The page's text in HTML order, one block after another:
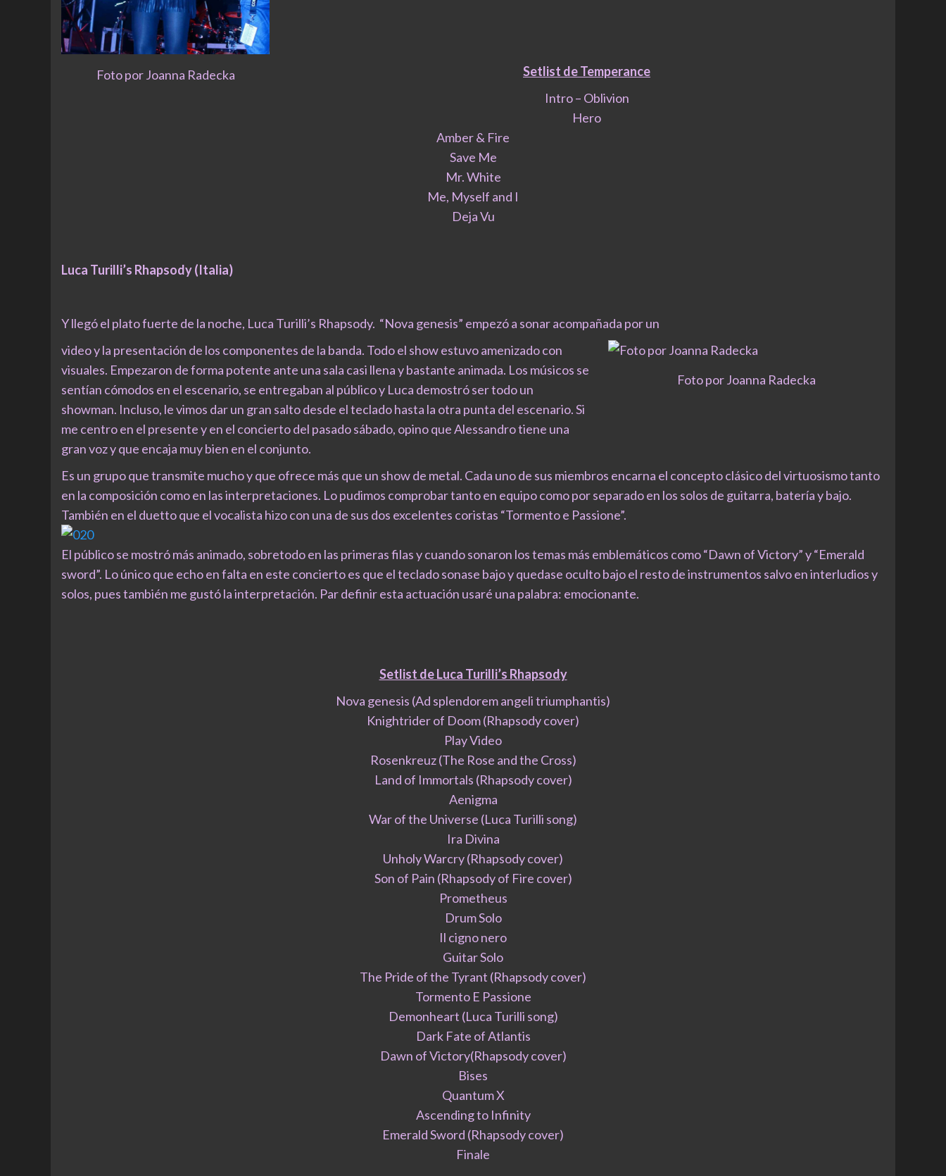
Foto por Joanna Radecka
Setlist de Temperance
Intro – Oblivion
Hero
Amber & Fire
Save Me
Mr. White
Me, Myself and I
Deja Vu
Luca Turilli’s Rhapsody (Italia)
Y llegó el plato fuerte de la noche, Luca Turilli’s Rhapsody. “Nova genesis” empezó a sonar acompañada por un
Foto por Joanna Radecka
video y la presentación de los componentes de la banda. Todo el show estuvo amenizado con
visuales. Empezaron de forma potente ante una sala casi llena y bastante animada. Los músicos se
sentían cómodos en el escenario, se entregaban al público y Luca demostró ser todo un
showman. Incluso, le vimos dar un gran salto desde el teclado hasta la otra punta del escenario. Si
me centro en el presente y en el concierto del pasado sábado, opino que Alessandro tiene una
gran voz y que encaja muy bien en el conjunto.
Es un grupo que transmite mucho y que ofrece más que un show de metal. Cada uno de sus miembros encarna el concepto clásico del virtuosismo tanto
en la composición como en las interpretaciones. Lo pudimos comprobar tanto en equipo como por separado en los solos de guitarra, batería y bajo.
También en el duetto que el vocalista hizo con una de sus dos excelentes coristas “Tormento e Passione”.
El público se mostró más animado, sobretodo en las primeras filas y cuando sonaron los temas más emblemáticos como “Dawn of Victory” y “Emerald
sword”. Lo único que echo en falta en este concierto es que el teclado sonase bajo y quedase oculto bajo el resto de instrumentos salvo en interludios y
solos, pues también me gustó la interpretación. Par definir esta actuación usaré una palabra: emocionante.
Setlist de Luca Turilli’s Rhapsody
Nova genesis (Ad splendorem angeli triumphantis)
Knightrider of Doom (Rhapsody cover)
Play Video
Rosenkreuz (The Rose and the Cross)
Land of Immortals (Rhapsody cover)
Aenigma
War of the Universe (Luca Turilli song)
Ira Divina
Unholy Warcry (Rhapsody cover)
Son of Pain (Rhapsody of Fire cover)
Prometheus
Drum Solo
Il cigno nero
Guitar Solo
The Pride of the Tyrant (Rhapsody cover)
Tormento E Passione
Demonheart (Luca Turilli song)
Dark Fate of Atlantis
Dawn of Victory(Rhapsody cover)
Bises
Quantum X
Ascending to Infinity
Emerald Sword (Rhapsody cover)
Finale